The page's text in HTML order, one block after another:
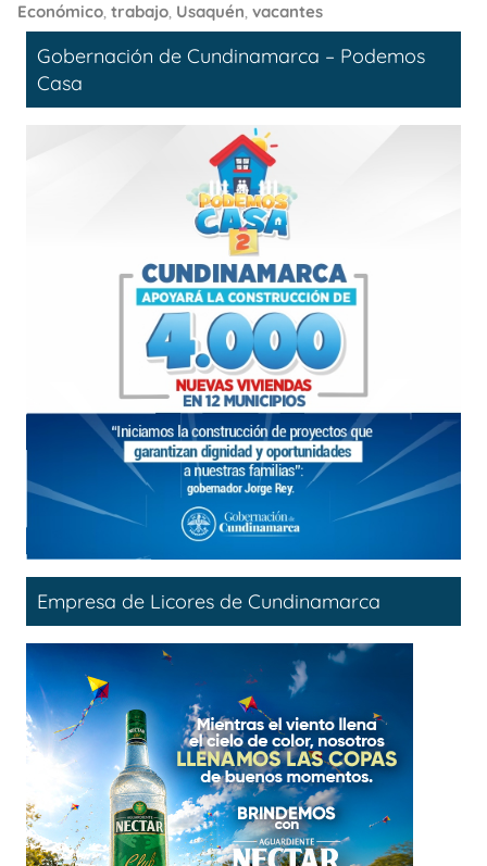
Económico, trabajo, Usaquén, vacantes
Gobernación de Cundinamarca – Podemos
Casa
Empresa de Licores de Cundinamarca